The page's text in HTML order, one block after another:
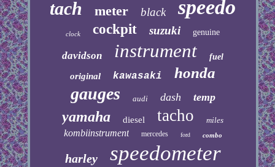
tach meter black speedo
clock cockpit suzuki genuine
davidson instrument fuel
original kawasaki honda
gauges audi dash temp
yamaha diesel tacho miles
kombiinstrument mercedes ford combo
harley speedometer